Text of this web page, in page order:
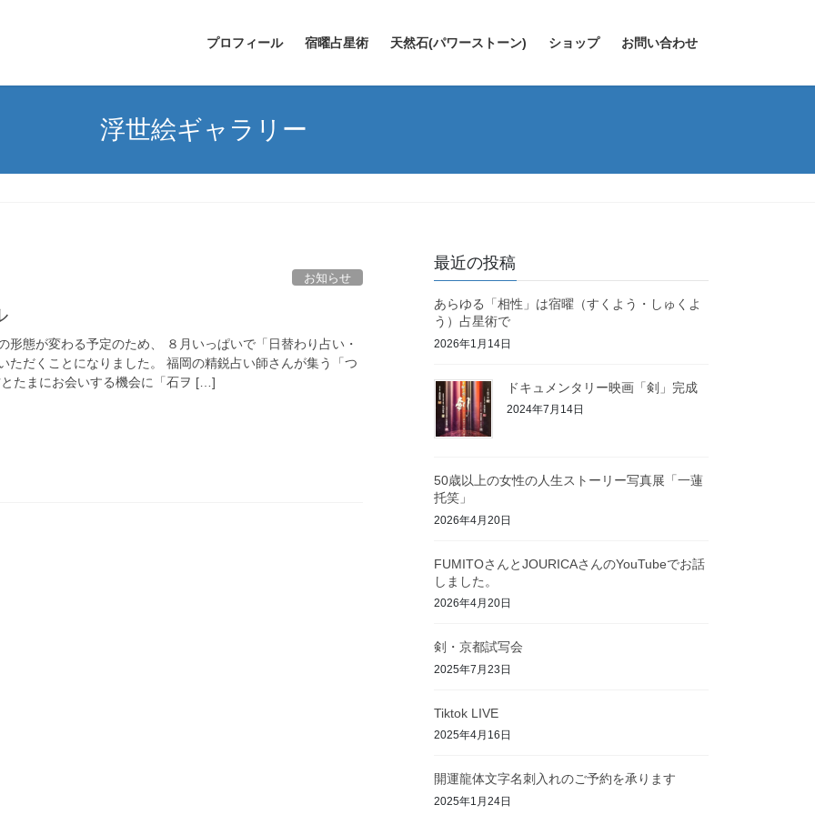
プロフィール 宿曜占星術 天然石(パワーストーン) ショップ お問い合わせ
浮世絵ギャラリー
お知らせ
形態が変わる予定のため、 ８月いっぱいで「日替わり占い・
ただくことになりました。 福岡の精鋭占い師さんが集う「つ
たまにお会いする機会に「石ヲ […]
最近の投稿
あらゆる「相性」は宿曜（すくよう・しゅくよ
う）占星術で
2026年1月14日
ドキュメンタリー映画「剣」完成
2024年7月14日
50歳以上の女性の人生ストーリー写真展「一蓮
托笑」
2026年4月20日
FUMITOさんとJOURICAさんのYouTubeでお話
しました。
2026年4月20日
剣・京都試写会
2025年7月23日
Tiktok LIVE
2025年4月16日
開運龍体文字名刺入れのご予約を承ります
2025年1月24日